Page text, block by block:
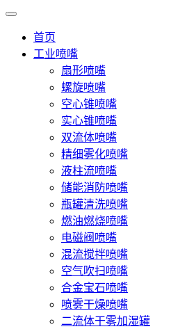
首页
工业喷嘴
扇形喷嘴
螺旋喷嘴
空心锥喷嘴
实心锥喷嘴
双流体喷嘴
精细雾化喷嘴
液柱流喷嘴
储能消防喷嘴
瓶罐清洗喷嘴
燃油燃烧喷嘴
电磁阀喷嘴
混流搅拌喷嘴
空气吹扫喷嘴
合金宝石喷嘴
喷雾干燥喷嘴
二流体干雾加湿罐